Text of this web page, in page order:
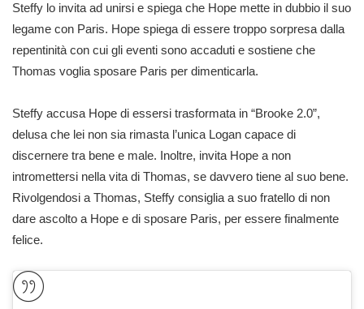
Steffy lo invita ad unirsi e spiega che Hope mette in dubbio il suo
legame con Paris. Hope spiega di essere troppo sorpresa dalla
repentinità con cui gli eventi sono accaduti e sostiene che
Thomas voglia sposare Paris per dimenticarla.
Steffy accusa Hope di essersi trasformata in “Brooke 2.0”,
delusa che lei non sia rimasta l’unica Logan capace di
discernere tra bene e male. Inoltre, invita Hope a non
intromettersi nella vita di Thomas, se davvero tiene al suo bene.
Rivolgendosi a Thomas, Steffy consiglia a suo fratello di non
dare ascolto a Hope e di sposare Paris, per essere finalmente
felice.